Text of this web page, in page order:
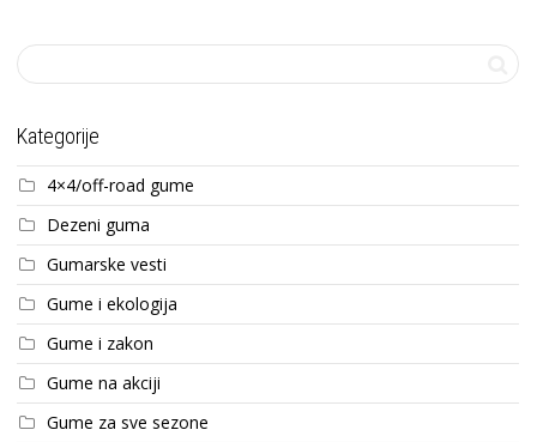
Kategorije
4×4/off-road gume
Dezeni guma
Gumarske vesti
Gume i ekologija
Gume i zakon
Gume na akciji
Gume za sve sezone